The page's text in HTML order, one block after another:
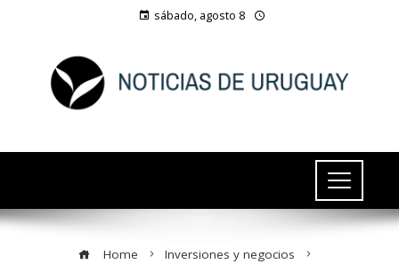
sábado, agosto 8
Home
Inversiones y negocios